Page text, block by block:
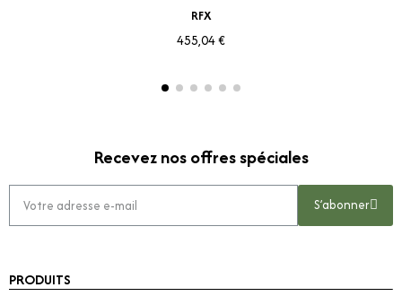
Aperçu rapide
RFX
455,04 €
Recevez nos offres spéciales
S’abonner
PRODUITS